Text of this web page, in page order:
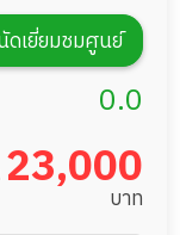
ดเยี่ยมชมศูนย์
0.0
23,000
บาท